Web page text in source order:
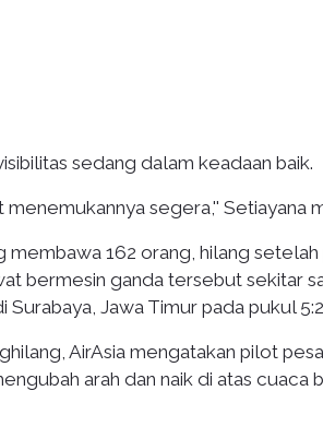
sedang dalam keadaan baik.
menemukannya segera,''
membawa 162 orang, hilang
bermesin ganda tersebut sekitar
Surabaya, Jawa Timur pada pukul
AirAsia mengatakan pilot
arah dan naik di atas